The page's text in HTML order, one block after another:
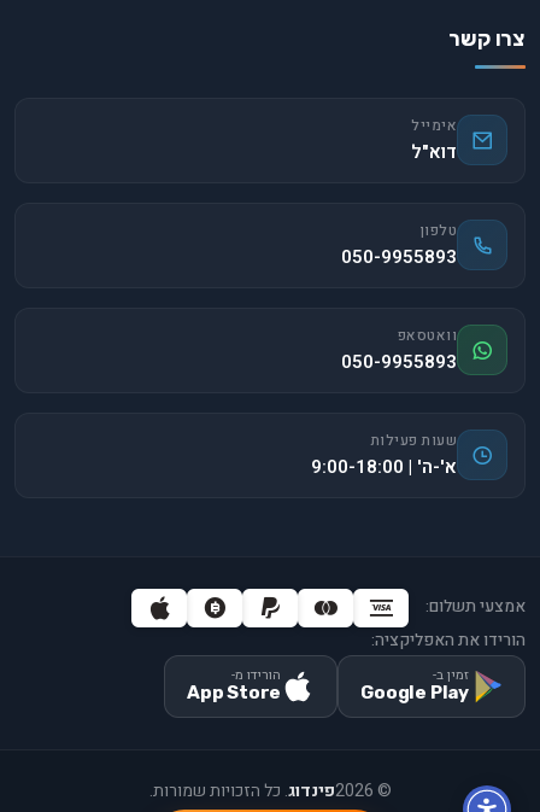
צרו קשר
אימייל
דוא"ל
טלפון
050-9955893
וואטסאפ
050-9955893
שעות פעילות
א'-ה' | 9:00-18:00
אמצעי תשלום:
הורידו את האפליקציה:
זמין ב-
Google Play
הורידו מ-
App Store
©
2026פינדוג. כל הזכויות שמורות.